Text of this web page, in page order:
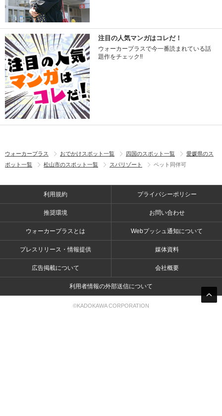
注目の人気マンガはコレだ！
ウォーカープラスで今一番読まれている話
題作をチェック!!
ウォーカープラス おでかけスポット一覧 四国のスポット一覧
愛媛県のス
ポット一覧
松山市のスポット一覧 スパリゾート ペット同伴可
利用規約 プライバシーポリシー
推奨環境 お問い合わせ
ウォーカープラスとは Webプッシュ通知について
プレスリリース・情報提供 媒体資料
広告掲載について 会社概要
利用者情報の外部送信について
©KADOKAWA CORPORATION